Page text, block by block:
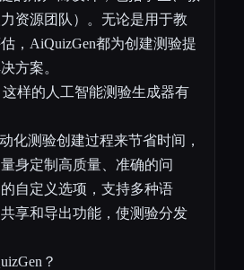
资源团队）。无论是用于教
，AiQuizGen都为创建测验提
方案。
样的人工智能测验生成器有
化测验创建过程来节省时间，
身定制高质量、准确的问
自定义选项，支持多种语
享和导出功能，使测验分发
？